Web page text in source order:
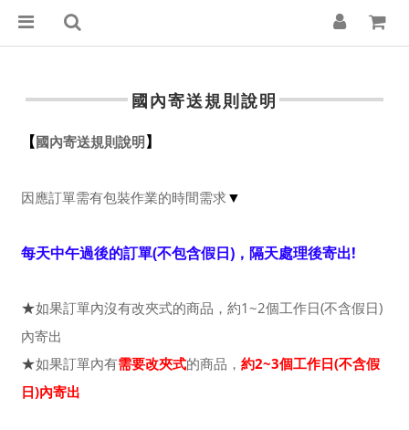
國內寄送規則說明
【國內寄送規則說明 】
因應訂單需有包裝作業的時間需求▼
每天中午過後的訂單(不包含假日)，隔天處理後寄出!
★如果訂單內沒有改夾式的商品，約1~2個工作日(不含假日)
內寄出
★如果訂單內有需要改夾式的商品， 約2~3個工作日(不含假
日)內寄出